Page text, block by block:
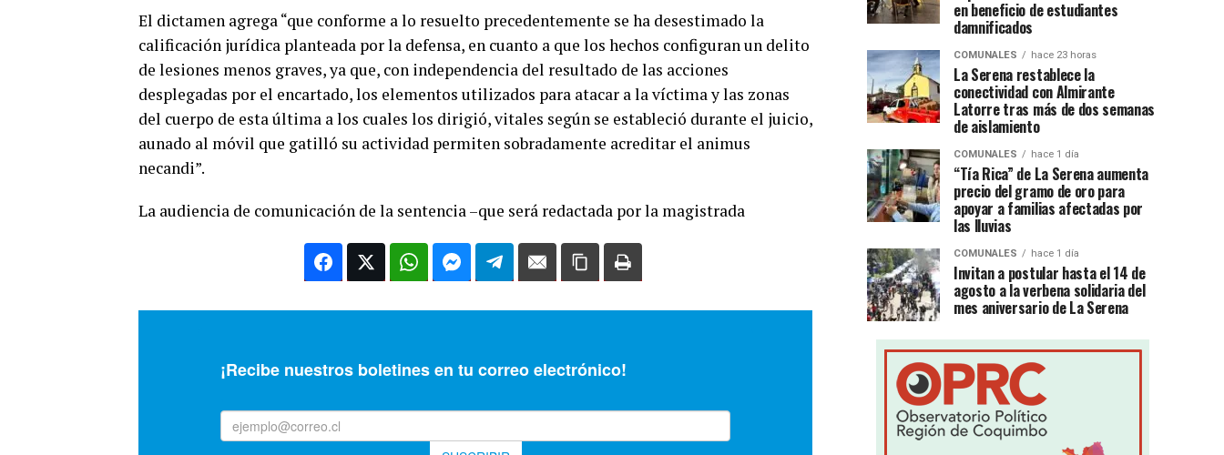
El dictamen agrega “que conforme a lo resuelto precedentemente se ha desestimado la
calificación jurídica planteada por la defensa, en cuanto a que los hechos configuran un delito
de lesiones menos graves, ya que, con independencia del resultado de las acciones
desplegadas por el encartado, los elementos utilizados para atacar a la víctima y las zonas
del cuerpo de esta última a los cuales los dirigió, vitales según se estableció durante el juicio,
aunado al móvil que gatilló su actividad permiten sobradamente acreditar el animus
necandi”.
La audiencia de comunicación de la sentencia –que será redactada por la magistrada
en beneficio de estudiantes
damnificados
COMUNALES hace 23 horas
La Serena restablece la
conectividad con Almirante
Latorre tras más de dos semanas
de aislamiento
COMUNALES hace 1 día
“Tía Rica” de La Serena aumenta
precio del gramo de oro para
apoyar a familias afectadas por
las lluvias
COMUNALES hace 1 día
Invitan a postular hasta el 14 de
agosto a la verbena solidaria del
mes aniversario de La Serena